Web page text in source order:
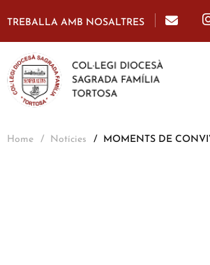
TREBALLA AMB NOSALTRES
Home Notícies MOMENTS DE